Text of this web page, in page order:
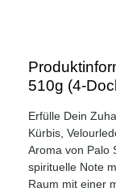
510g (4-
Erfülle Dein
Kürbis,
Aroma von Palo
spirituelle Note
Raum mit einer